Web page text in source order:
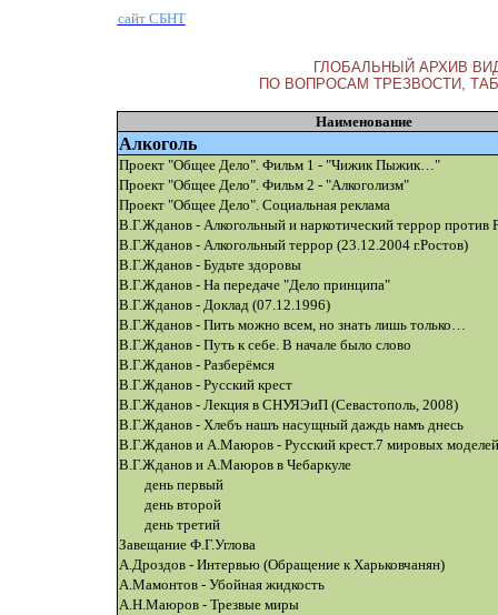
сайт СБНТ
ГЛОБАЛЬНЫЙ АРХИВ
ПО ВОПРОСАМ ТРЕЗВОСТИ,
Наименование
Алкоголь
Проект "Общее Дело". Фильм 1 - "Чижик Пыжик…"
Проект "Общее Дело". Фильм 2 - "Алкоголизм"
Проект "Общее Дело". Социальная реклама
В.Г.Жданов - Алкогольный и наркотический террор против
В.Г.Жданов - Алкогольный террор (23.12.2004 г.Ростов)
В.Г.Жданов - Будьте здоровы
В.Г.Жданов - На передаче "Дело принципа"
В.Г.Жданов - Доклад (07.12.1996)
В.Г.Жданов - Пить можно всем, но знать лишь только…
В.Г.Жданов - Путь к себе. В начале было слово
В.Г.Жданов - Разберёмся
В.Г.Жданов - Русский крест
В.Г.Жданов - Лекция в СНУЯЭиП (Севастополь, 2008)
В.Г.Жданов - Хлебъ нашъ насущный даждь намъ днесь
В.Г.Жданов и А.Маюров - Русский крест.7 мировых моделей
В.Г.Жданов и А.Маюров в Чебаркуле
день первый
день второй
день третий
Завещание Ф.Г.Углова
А.Дроздов - Интервью (Обращение к Харьковчанян)
А.Мамонтов - Убойная жидкость
А.Н.Маюров - Трезвые миры